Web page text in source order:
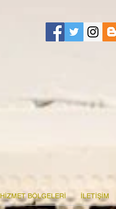
HİZMET BÖLGELERİ İLETİŞİM